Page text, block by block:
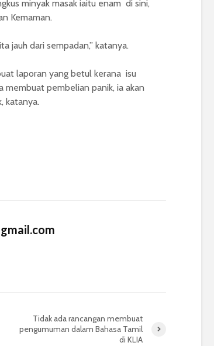
minyak masak iaitu enam di sini,
Kemaman.
jauh dari sempadan,” katanya.
laporan yang betul kerana isu
membuat pembelian panik, ia akan
katanya.
Tidak ada rancangan membuat
pengumuman dalam Bahasa Tamil
di KLIA